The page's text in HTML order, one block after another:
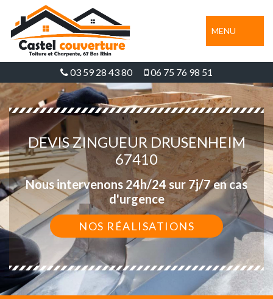
MENU
03 59 28 43 80 06 75 76 98 51
DEVIS ZINGUEUR DRUSENHEIM
67410
Nous intervenons 24h/24 sur 7j/7 en cas
d'urgence
NOS RÉALISATIONS